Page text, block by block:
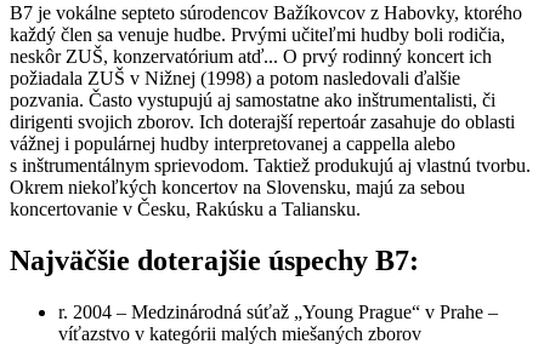
B7 je vokálne septeto súrodencov Bažíkovcov z Habovky, ktorého
každý člen sa venuje hudbe. Prvými učiteľmi hudby boli rodičia,
neskôr ZUŠ, konzervatórium atď... O prvý rodinný koncert ich
požiadala ZUŠ v Nižnej (1998) a potom nasledovali ďalšie
pozvania. Často vystupujú aj samostatne ako inštrumentalisti, či
dirigenti svojich zborov. Ich doterajší repertoár zasahuje do oblasti
vážnej i populárnej hudby interpretovanej a cappella alebo
s inštrumentálnym sprievodom. Taktiež produkujú aj vlastnú tvorbu.
Okrem niekoľkých koncertov na Slovensku, majú za sebou
koncertovanie v Česku, Rakúsku a Taliansku.
Najväčšie doterajšie úspechy B7:
r. 2004 – Medzinárodná súťaž „Young Prague“ v Prahe –
víťazstvo v kategórii malých miešaných zborov